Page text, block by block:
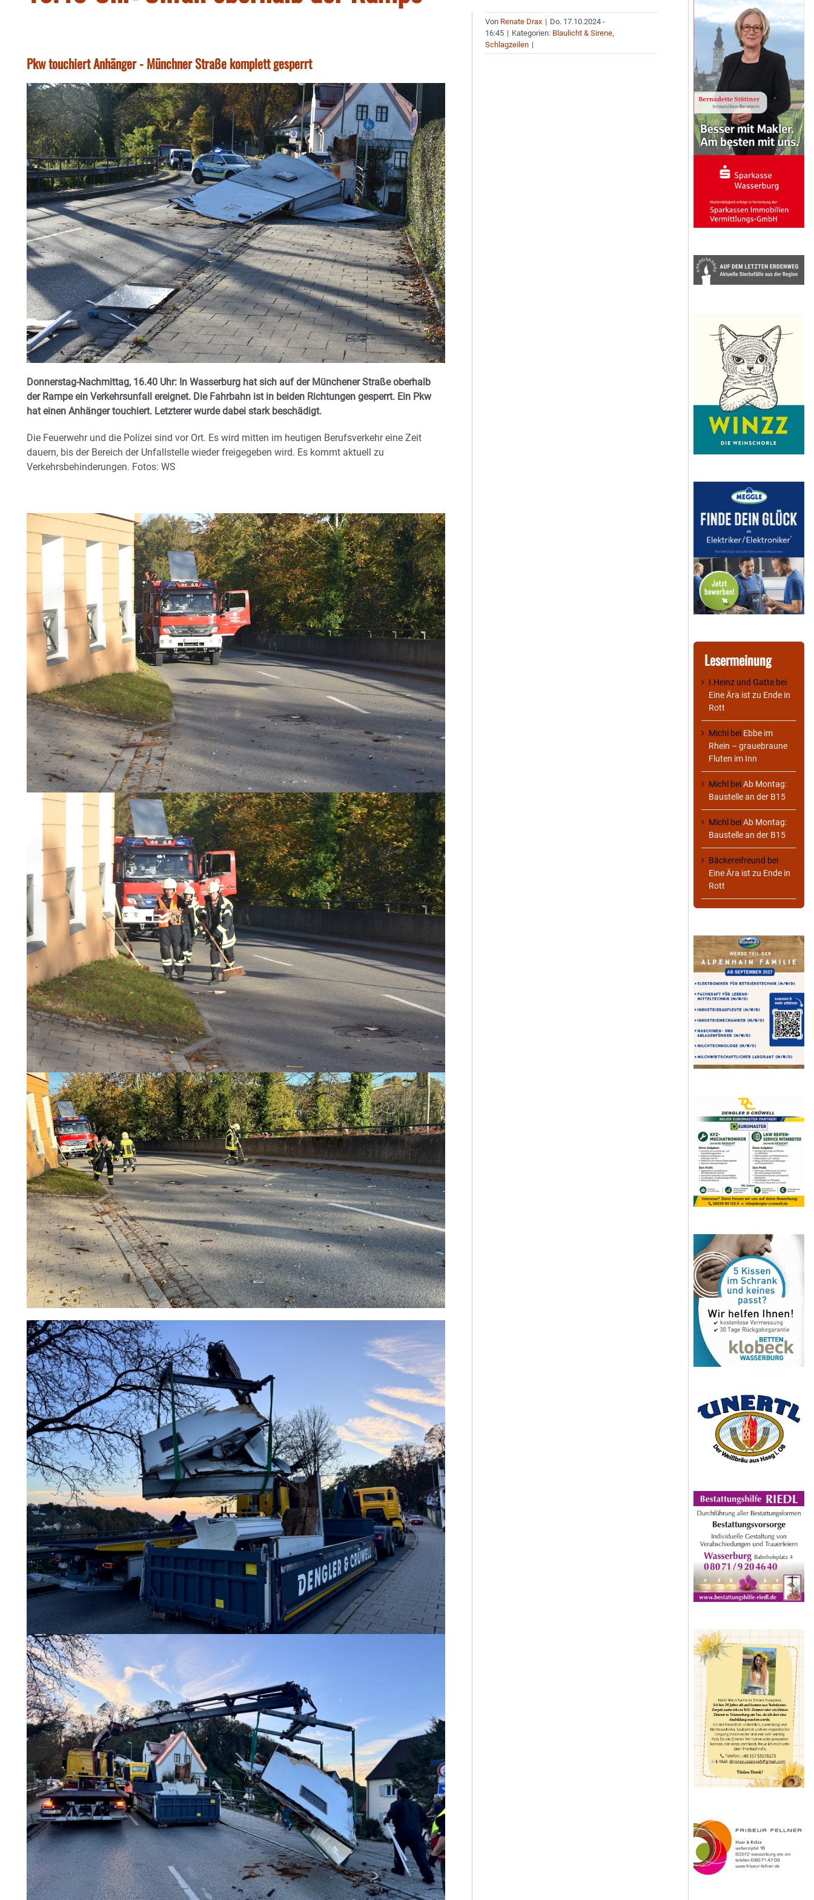
Pkw touchiert Anhänger - Münchner Straße komplett gesperrt
Donnerstag-Nachmittag, 16.40 Uhr: In Wasserburg hat sich auf der Münchener Straße oberhalb
der Rampe ein Verkehrsunfall ereignet. Die Fahrbahn ist in beiden Richtungen gesperrt. Ein Pkw
hat einen Anhänger touchiert. Letzterer wurde dabei stark beschädigt.
Die Feuerwehr und die Polizei sind vor Ort. Es wird mitten im heutigen Berufsverkehr eine Zeit
dauern, bis der Bereich der Unfallstelle wieder freigegeben wird. Es kommt aktuell zu
Verkehrsbehinderungen. Fotos: WS
Von Renate Drax | Do. 17.10.2024 -
16:45 | Kategorien: Blaulicht & Sirene,
Schlagzeilen |
Lesermeinung
I.Heinz und Gatte bei
Eine Ära ist zu Ende in
Rott
Michl bei Ebbe im
Rhein – grauebraune
Fluten im Inn
Michl beiAb Montag:
Baustelle an der B15
Michl beiAb Montag:
Baustelle an der B15
Bäckereifreund bei
Eine Ära ist zu Ende in
Rott